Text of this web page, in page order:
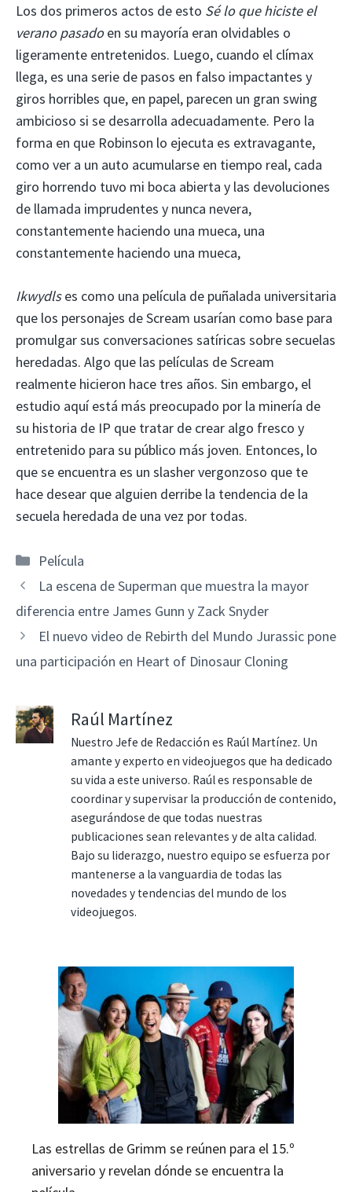
Los dos primeros actos de esto Sé lo que hiciste el
verano pasadoen su mayoría eran olvidables o
ligeramente entretenidos. Luego, cuando el clímax
llega, es una serie de pasos en falso impactantes y
giros horribles que, en papel, parecen un gran swing
ambicioso si se desarrolla adecuadamente. Pero la
forma en que Robinson lo ejecuta es extravagante,
como ver a un auto acumularse en tiempo real, cada
giro horrendo tuvo mi boca abierta y las devoluciones
de llamada imprudentes y nunca nevera,
constantemente haciendo una mueca, una
constantemente haciendo una mueca,
Ikwydlses como una película de puñalada universitaria
que los personajes de Scream usarían como base para
promulgar sus conversaciones satíricas sobre secuelas
heredadas. Algo que las películas de Scream
realmente hicieron hace tres años. Sin embargo, el
estudio aquí está más preocupado por la minería de
su historia de IP que tratar de crear algo fresco y
entretenido para su público más joven. Entonces, lo
que se encuentra es un slasher vergonzoso que te
hace desear que alguien derribe la tendencia de la
secuela heredada de una vez por todas.
Categorías
Película
La escena de Superman que muestra la mayor
diferencia entre James Gunn y Zack Snyder
El nuevo video de Rebirth del Mundo Jurassic pone
una participación en Heart of Dinosaur Cloning
Raúl Martínez
Nuestro Jefe de Redacción es Raúl Martínez. Un
amante y experto en videojuegos que ha dedicado
su vida a este universo. Raúl es responsable de
coordinar y supervisar la producción de contenido,
asegurándose de que todas nuestras
publicaciones sean relevantes y de alta calidad.
Bajo su liderazgo, nuestro equipo se esfuerza por
mantenerse a la vanguardia de todas las
novedades y tendencias del mundo de los
videojuegos.
Las estrellas de Grimm se reúnen para el 15.º
aniversario y revelan dónde se encuentra la